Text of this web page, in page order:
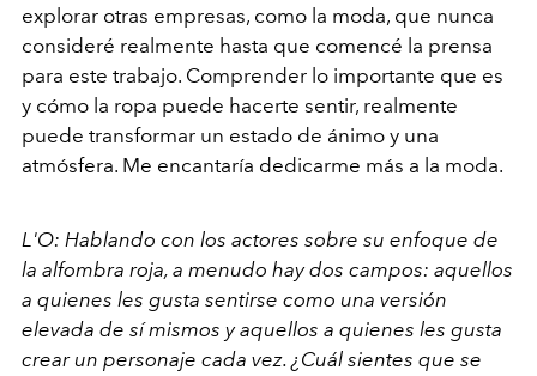
explorar otras empresas, como la moda, que nunca
consideré realmente hasta que comencé la prensa
para este trabajo. Comprender lo importante que es
y cómo la ropa puede hacerte sentir, realmente
puede transformar un estado de ánimo y una
atmósfera. Me encantaría dedicarme más a la moda.
L'O: Hablando con los actores sobre su enfoque de
la alfombra roja, a menudo hay dos campos: aquellos
a quienes les gusta sentirse como una versión
elevada de sí mismos y aquellos a quienes les gusta
crear un personaje cada vez. ¿Cuál sientes que se